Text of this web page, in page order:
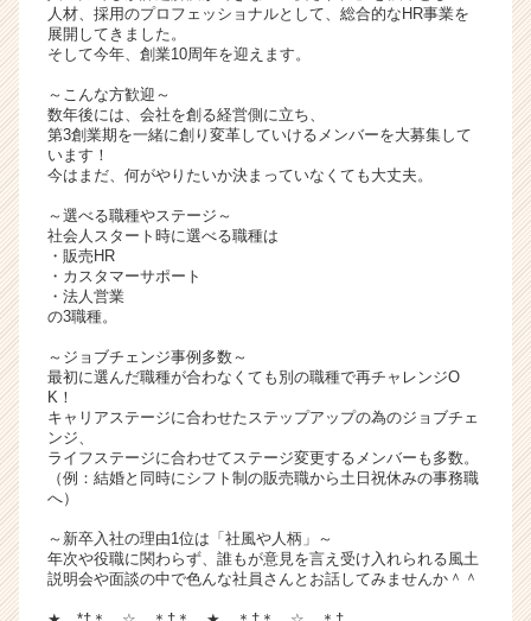
ウ
ト
く
就
活
イ
ト
リ
（C
e
C
a
人材、採用のプロフェッショナルとして、総合的なHR事業を
展開してきました。
そして今年、創業10周年を迎えます。
～こんな方歓迎～
数年後には、会社を創る経営側に立ち、
第3創業期を一緒に創り変革していけるメンバーを大募集して
います！
今はまだ、何がやりたいか決まっていなくても大丈夫。
～選べる職種やステージ～
社会人スタート時に選べる職種は
・販売HR
・カスタマーサポート
・法人営業
の3職種。
～ジョブチェンジ事例多数～
最初に選んだ職種が合わなくても別の職種で再チャレンジO
K！
キャリアステージに合わせたステップアップの為のジョブチェ
ンジ、
ライフステージに合わせてステージ変更するメンバーも多数。
（例：結婚と同時にシフト制の販売職から土日祝休みの事務職
へ）
～新卒入社の理由1位は「社風や人柄」～
年次や役職に関わらず、誰もが意見を言え受け入れられる風土
説明会や面談の中で色んな社員さんとお話してみませんか＾＾